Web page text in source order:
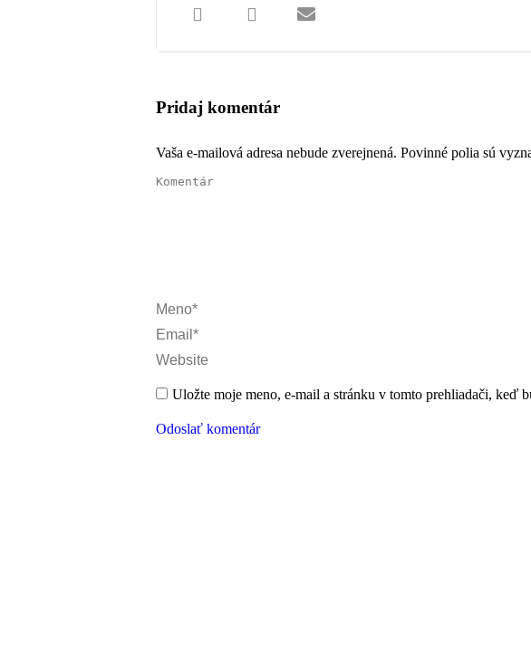
Pridaj komentár
Vaša e-mailová adresa nebude zverejnená. Povinné polia sú
Komentár
Meno *
Email *
Website
Uložte moje meno, e-mail a stránku v tomto prehliadači, keď
Odoslať komentár